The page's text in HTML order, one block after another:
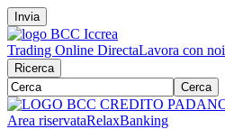
Invia
Trading Online DirectaLavora con noi
Ricerca
Cerca
Area riservataRelaxBanking